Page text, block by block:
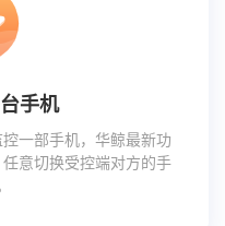
手机
一部手机，华鲸最新功
意切换受控端对方的手